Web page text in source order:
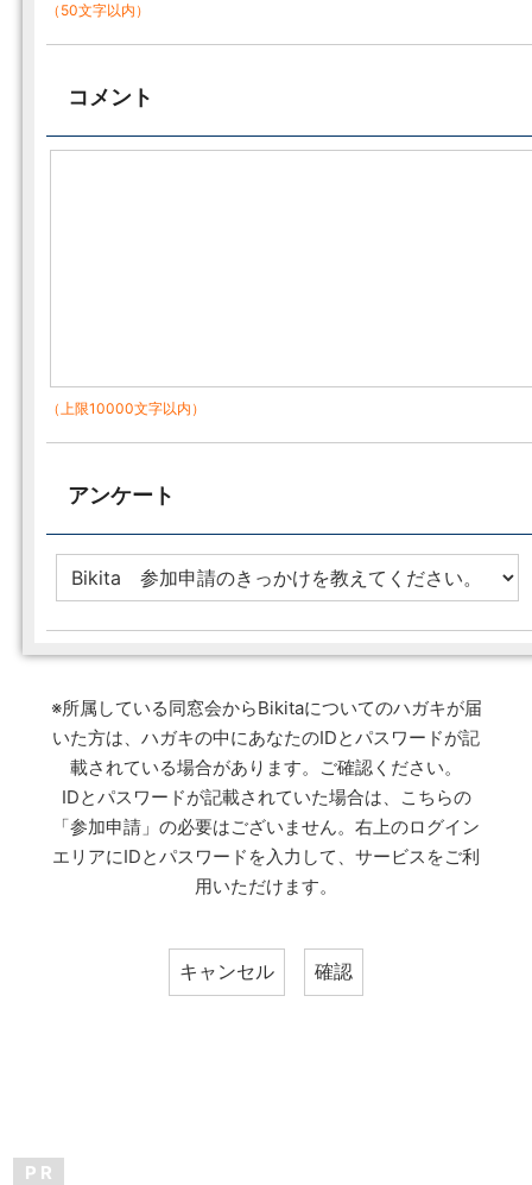
（50文字以内）
コメント
（上限10000文字以内）
アンケート
※所属している同窓会からBikitaについてのハガキが届
いた方は、ハガキの中にあなたのIDとパスワードが記
載されている場合があります。ご確認ください。
IDとパスワードが記載されていた場合は、こちらの
「参加申請」の必要はございません。右上のログイン
エリアにIDとパスワードを入力して、サービスをご利
用いただけます。
P R